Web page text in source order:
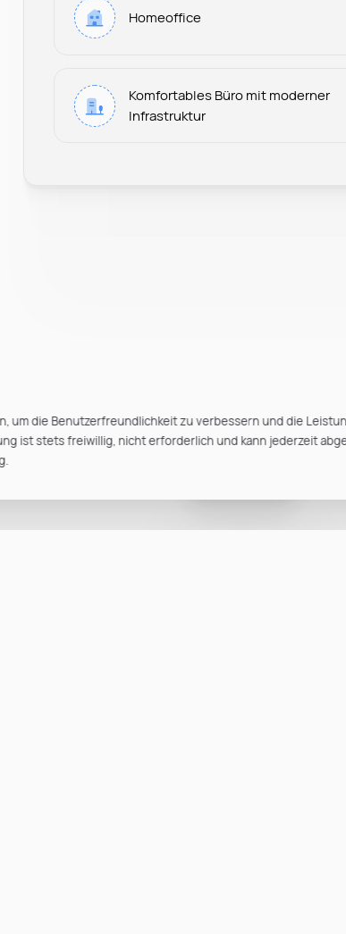
Homeoffice
Komfortables Büro mit moderner
Infrastruktur
um die Benutzerfreundlichkeit zu verbessern und die
ist stets freiwillig, nicht erforderlich und kann jederzeit